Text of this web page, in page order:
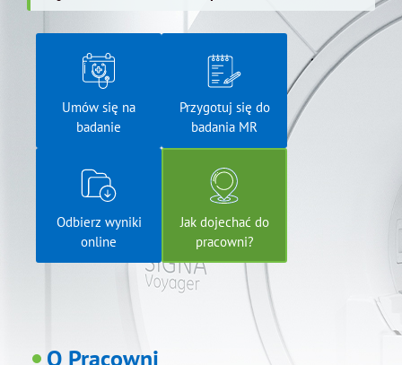
Umów się na
badanie
Przygotuj się do
badania MR
Odbierz wyniki
online
Jak dojechać do
pracowni?
O Pracowni